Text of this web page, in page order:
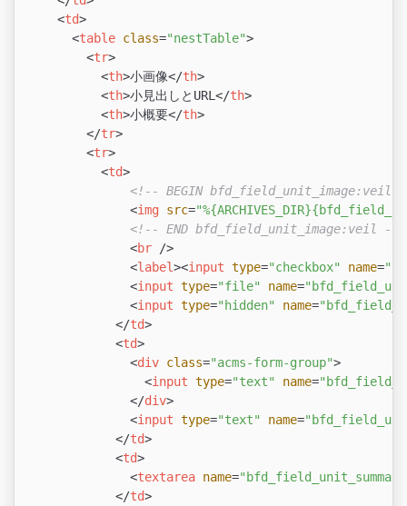
<td>
<table class="nestTable">
<tr>
<th>小画像</th>
<th>小見出しとURL </th>
<th>小概要</th>
</tr>
<tr>
<td>
<!-- BEGIN bfd_field_unit_image:veil
<img src=
<!-- END bfd_field_unit_image:veil -->
<br />
<label><input type="checkbox" name=
<input type="file" name=
<input type="hidden" name=
</td>
<td>
<div class="acms-form-group">
<input type="text" name=
</div>
<input type="text" name=
</td>
<td>
<textarea name=
</td>